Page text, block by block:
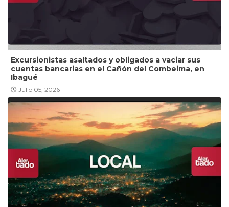
Excursionistas asaltados y obligados a vaciar sus
cuentas bancarias en el Cañón del Combeima, en
Ibagué
Julio 05, 2026